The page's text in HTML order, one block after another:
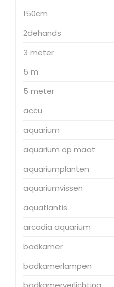
150cm
2dehands
3 meter
5 m
5 meter
accu
aquarium
aquarium op maat
aquariumplanten
aquariumvissen
aquatlantis
arcadia aquarium
badkamer
badkamerlampen